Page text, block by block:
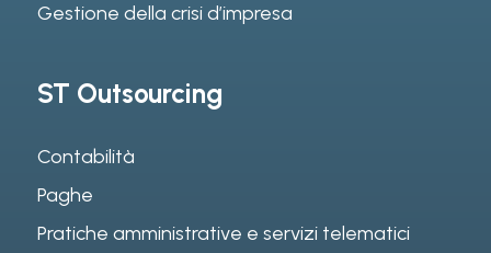
Gestione della crisi d’impresa
ST Outsourcing
Contabilità
Paghe
Pratiche amministrative e servizi telematici